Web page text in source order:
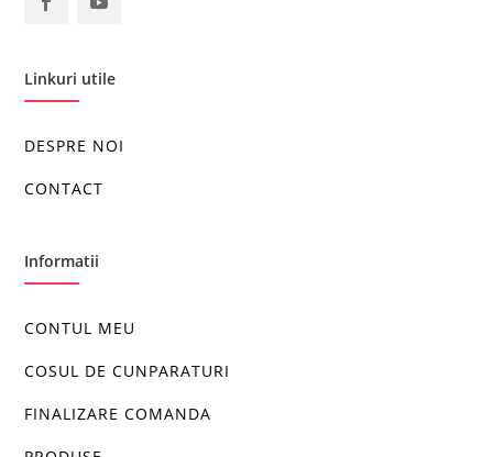
Linkuri utile
DESPRE NOI
CONTACT
Informatii
CONTUL MEU
COSUL DE CUNPARATURI
FINALIZARE COMANDA